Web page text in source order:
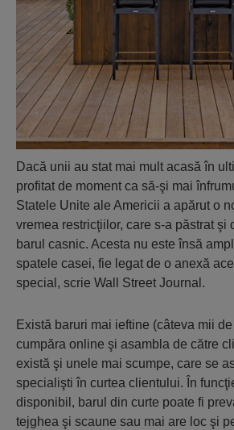
Dacă unii au stat mai mult acasă în
profitat de moment ca să-şi mai
Statele Unite ale Americii a apărut o
vremea restricţiilor, care s-a păstrat şi
barul casnic. Acesta nu este însă
spatele casei, fie legat de o anexă
special, scrie Wall Street Journal.
Există baruri mai ieftine (câteva mii
cumpăra online şi asambla de către
există şi unele mai scumpe, care se
specialişti în curtea clientului. În
disponibil, barul din curte poate fi
tejghea şi scaune sau mai are loc şi